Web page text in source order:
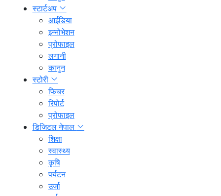
स्टार्टअप
आईडिया
इन्नोभेशन
प्रोफाइल
लगानी
कानुन
स्टोरी
फिचर
रिपोर्ट
प्रोफाइल
डिजिटल नेपाल
शिक्षा
स्वास्थ्य
कृषि
पर्यटन
उर्जा